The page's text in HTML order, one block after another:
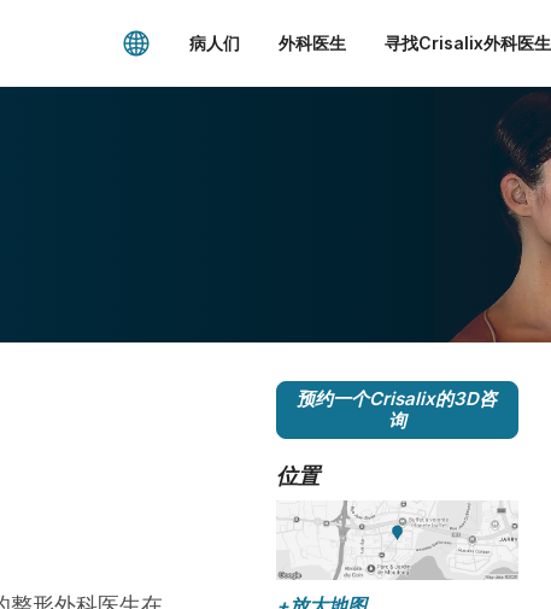
病人们 外科医生 寻找Crisalix外科医生
预约一个Crisalix的3D咨
询
位置